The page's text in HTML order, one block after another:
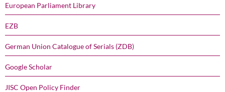
European Parliament Library
EZB
German Union Catalogue of Serials (ZDB)
Google Scholar
JISC Open Policy Finder